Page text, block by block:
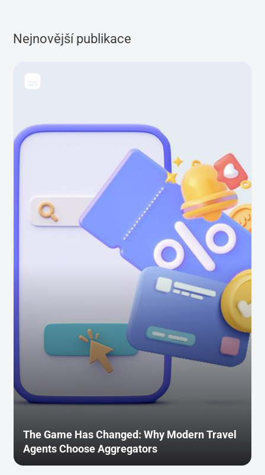
Nejnovější publikace
The Game Has Changed: Why Modern Travel
Agents Choose Aggregators